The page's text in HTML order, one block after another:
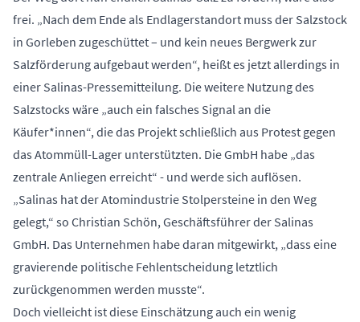
frei. „Nach dem Ende als Endlagerstandort muss der Salzstock
in Gorleben zugeschüttet – und kein neues Bergwerk zur
Salzförderung aufgebaut werden“, heißt es jetzt allerdings in
einer Salinas-Pressemitteilung. Die weitere Nutzung des
Salzstocks wäre „auch ein falsches Signal an die
Käufer*innen“, die das Projekt schließlich aus Protest gegen
das Atommüll-Lager unterstützten. Die GmbH habe „das
zentrale Anliegen erreicht“ - und werde sich auflösen.
„Salinas hat der Atomindustrie Stolpersteine in den Weg
gelegt,“ so Christian Schön, Geschäftsführer der Salinas
GmbH. Das Unternehmen habe daran mitgewirkt, „dass eine
gravierende politische Fehlentscheidung letztlich
zurückgenommen werden musste“.
Doch vielleicht ist diese Einschätzung auch ein wenig